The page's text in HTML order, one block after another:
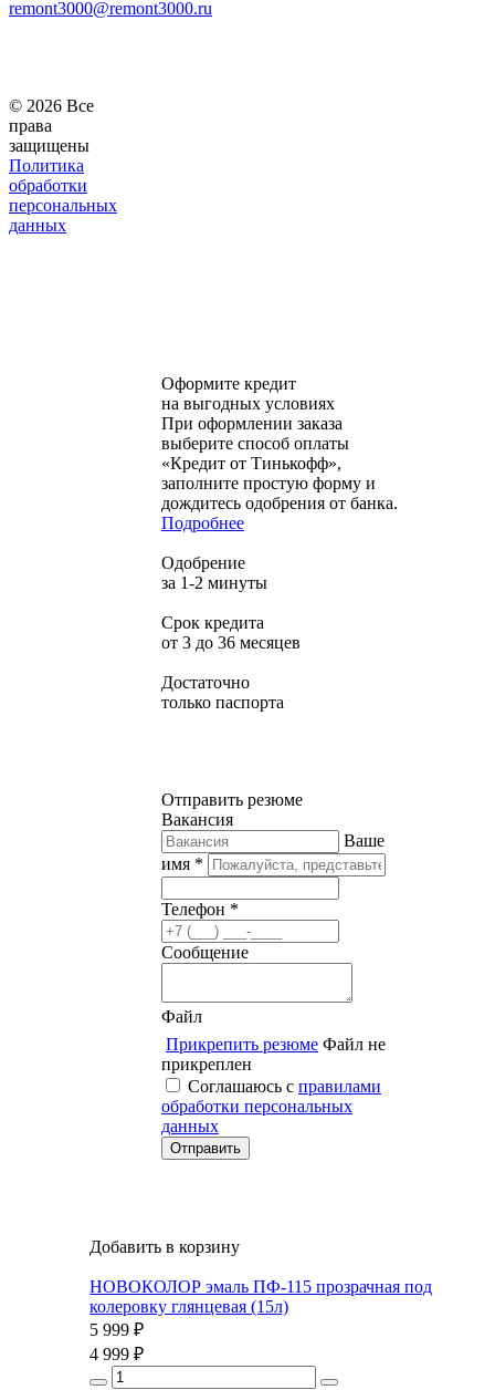
remont3000@remont3000.ru
© 2026 Все
права
защищены
Политика
обработки
персональных
данных
Оформите кредит
на выгодных условиях
При оформлении заказа
выберите способ оплаты
«Кредит от Тинькофф»,
заполните простую форму и
дождитесь одобрения от банка.
Подробнее
Одобрение
за 1-2 минуты
Срок кредита
от 3 до 36 месяцев
Достаточно
только паспорта
Отправить резюме
Вакансия
Ваше
имя *
Телефон *
Сообщение
Файл
Прикрепить резюме Файл не
прикреплен
Соглашаюсь с правилами
обработки персональных
данных
Добавить в корзину
НОВОКОЛОР эмаль ПФ-115 прозрачная под
колеровку глянцевая (15л)
5 999 ₽
4 999 ₽